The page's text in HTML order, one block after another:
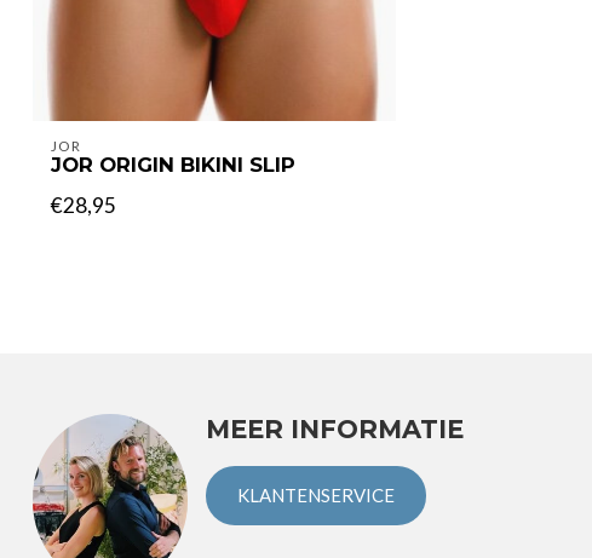
JOR
JOR ORIGIN BIKINI SLIP
€28,95
MEER INFORMATIE
KLANTENSERVICE